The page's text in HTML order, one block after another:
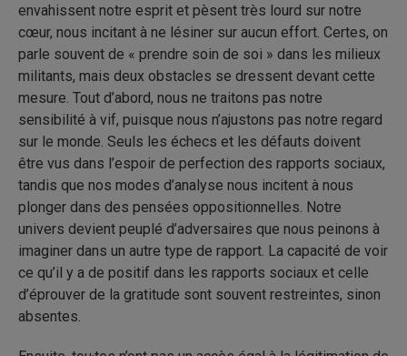
envahissent notre esprit et pèsent très lourd sur notre
cœur, nous incitant à ne lésiner sur aucun effort. Certes, on
parle souvent de « prendre soin de soi » dans les milieux
militants, mais deux obstacles se dressent devant cette
mesure. Tout d’abord, nous ne traitons pas notre
sensibilité à vif, puisque nous n’ajustons pas notre regard
sur le monde. Seuls les échecs et les défauts doivent
être vus dans l’espoir de perfection des rapports sociaux,
tandis que nos modes d’analyse nous incitent à nous
plonger dans des pensées oppositionnelles. Notre
univers devient peuplé d’adversaires que nous peinons à
imaginer dans un autre type de rapport. La capacité de voir
ce qu’il y a de positif dans les rapports sociaux et celle
d’éprouver de la gratitude sont souvent restreintes, sinon
absentes.